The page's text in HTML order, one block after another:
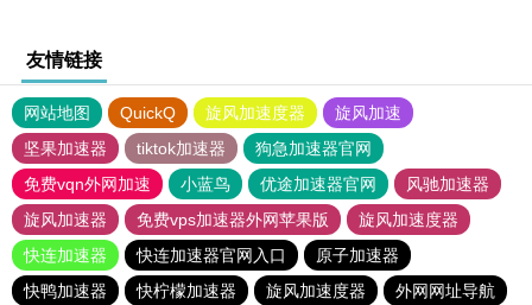
友情链接
网站地图 QuickQ 旋风加速度器
旋风加速
坚果加速器
tiktok加速器
狗急加速器官网
免费vqn外网加速
小蓝鸟 优途加速器官网
风驰加速器
旋风加速器
免费vps加速器外网苹果版
旋风加速度器
快连加速器
快连加速器官网入口
原子加速器
快鸭加速器
快柠檬加速器 旋风加速度器
外网网址导航